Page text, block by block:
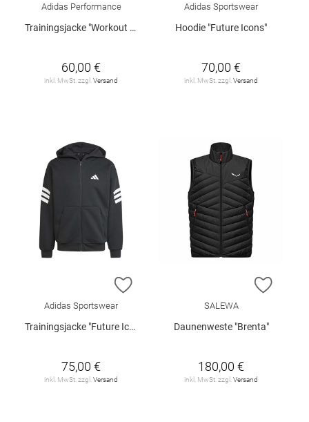
Adidas Performance
Trainingsjacke "Workout Essentials"
60,00 €
inkl. MwSt. zzgl.Versand
Adidas Sportswear
Hoodie "Future Icons"
70,00 €
inkl. MwSt. zzgl.Versand
ZUR WUNSCHLISTE HINZUFÜGEN
Adidas Sportswear
Trainingsjacke "Future Icons"
75,00 €
inkl. MwSt. zzgl.Versand
ZUR
SALEWA
Daunenweste "Brenta"
180,00 €
inkl. MwSt. zzgl.Versand